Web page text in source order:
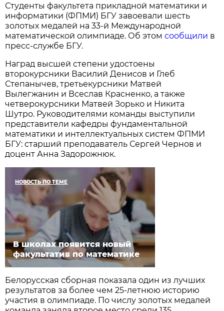
Студенты факультета прикладной математики и
информатики (ФПМИ) БГУ завоевали шесть
золотых медалей на 33-й Международной
математической олимпиаде. Об этомсообщили в
пресс-службе БГУ.
Наград высшей степени удостоены
второкурсники Василий Денисов и Глеб
Степанычев, третьекурсники Матвей
Вылегжанин и Всеслав Красненко, а также
четверокурсники Матвей Зорько и Никита
Шутро. Руководителями команды выступили
представители кафедры фундаментальной
математики и интеллектуальных систем ФПМИ
БГУ: старший преподаватель Сергей Чернов и
доцент Анна Задорожнюк.
НОВОСТЬ ПО ТЕМЕ
В школах появится новый
факультатив по математике
Белорусская сборная показала один из лучших
результатов за более чем 25-летнюю историю
участия в олимпиаде. По числу золотых медалей